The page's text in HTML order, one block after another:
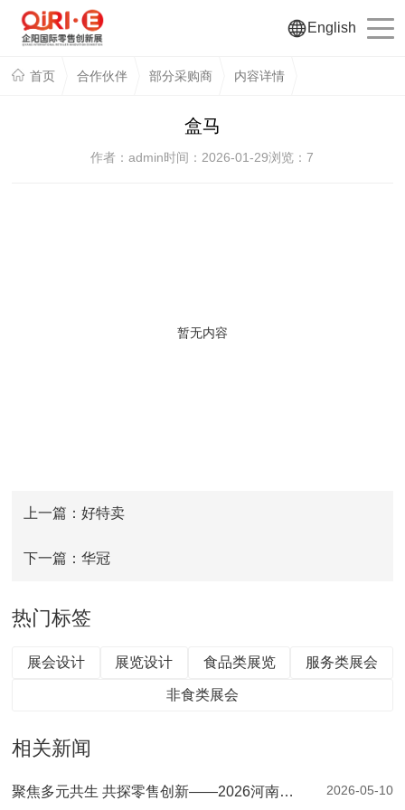
English
首页 合作伙伴 部分采购商 内容详情
盒马
作者：admin时间：2026-01-29浏览：7
暂无内容
上一篇：好特卖
下一篇：华冠
热门标签
展会设计 展览设计 食品类展览 服务类展会
非食类展会
相关新闻
聚焦多元共生 共探零售创新——2026河南零售创新大会暨第二届郑州自有品牌供应链大会圆满落幕 2026-05-10